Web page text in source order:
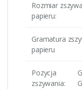
Rozmiar
papieru:
Gramatura
papieru
Pozycja
zszywania: